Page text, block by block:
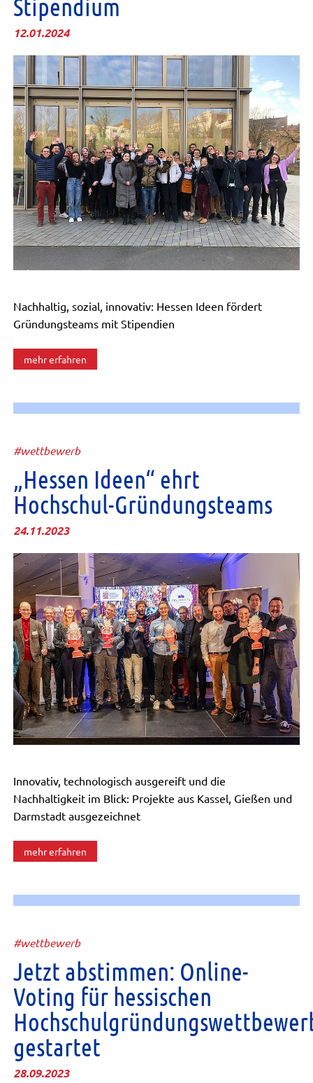
Stipendium
12.01.2024
Nachhaltig, sozial, innovativ: Hessen Ideen fördert
Gründungsteams mit Stipendien
mehr erfahren
#wettbewerb
„Hessen Ideen“ ehrt
Hochschul-Gründungsteams
24.11.2023
Innovativ, technologisch ausgereift und die
Nachhaltigkeit im Blick: Projekte aus Kassel, Gießen und
Darmstadt ausgezeichnet
mehr erfahren
#wettbewerb
Jetzt abstimmen: Online-
Voting für hessischen
gestartet
28.09.2023